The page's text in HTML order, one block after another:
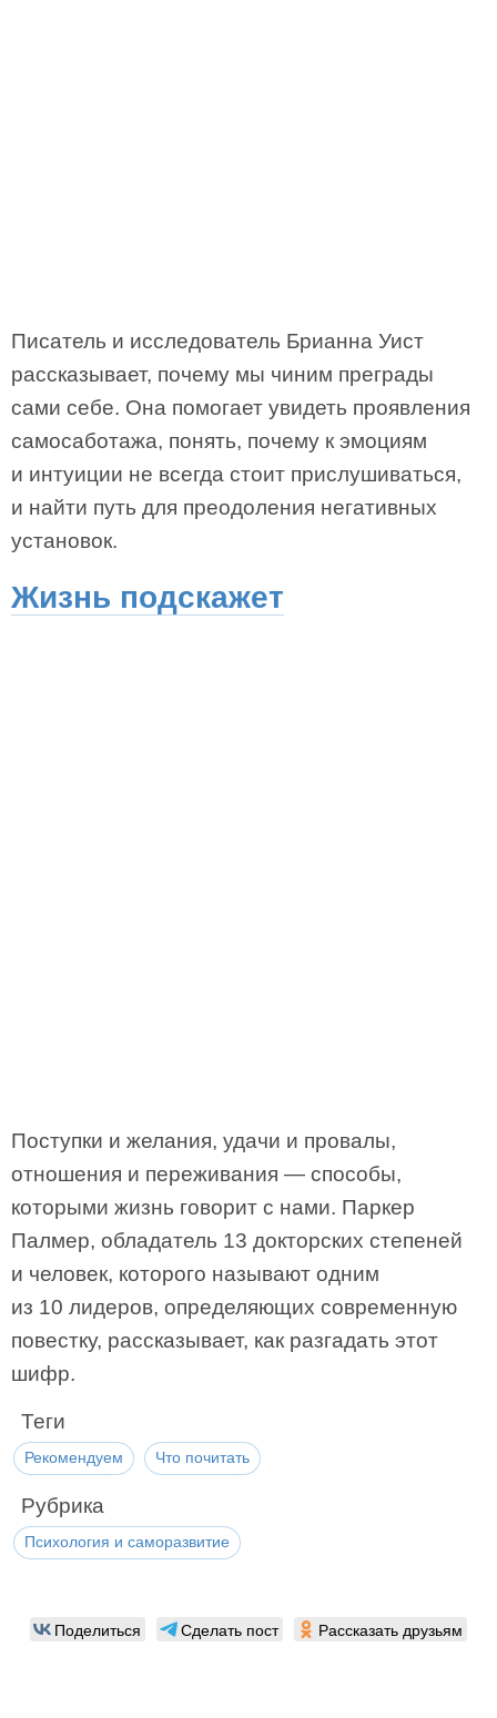
Писатель и исследователь Брианна Уист
рассказывает, почему мы чиним преграды
сами себе. Она помогает увидеть проявления
самосаботажа, понять, почему к эмоциям
и интуиции не всегда стоит прислушиваться,
и найти путь для преодоления негативных
установок.
Жизнь подскажет
Поступки и желания, удачи и провалы,
отношения и переживания — способы,
которыми жизнь говорит с нами. Паркер
Палмер, обладатель 13 докторских степеней
и человек, которого называют одним
из 10 лидеров, определяющих современную
повестку, рассказывает, как разгадать этот
шифр.
Теги
Рекомендуем Что почитать
Рубрика
Психология и саморазвитие
Поделиться Сделать пост Рассказать друзьям